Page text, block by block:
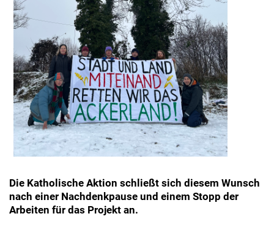
Die Katholische Aktion schließt sich diesem Wunsch
nach einer Nachdenkpause und einem Stopp der
Arbeiten für das Projekt an.